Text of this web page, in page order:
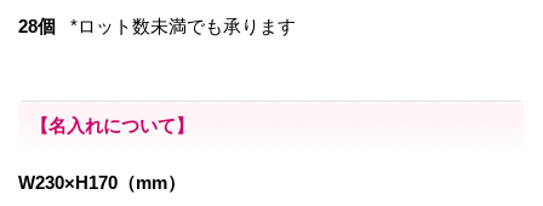
28個 *ロット数未満でも承ります
【名入れについて】
W230×H170（mm）